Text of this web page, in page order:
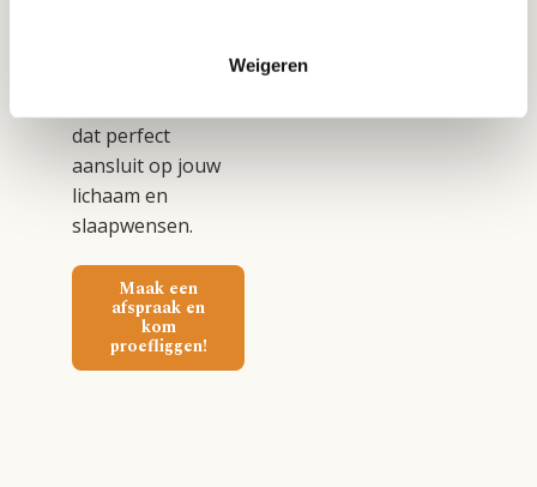
Weigeren
begeleiding bij het
dat perfect
aansluit op jouw
lichaam en
slaapwensen.
Maak een
afspraak en
kom
proefliggen!